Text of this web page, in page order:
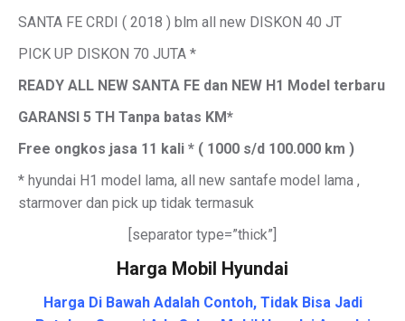
SANTA FE CRDI ( 2018 ) blm all new DISKON 40 JT
PICK UP DISKON 70 JUTA *
READY ALL NEW SANTA FE dan NEW H1 Model terbaru
GARANSI 5 TH Tanpa batas KM*
Free ongkos jasa 11 kali * ( 1000 s/d 100.000 km )
* hyundai H1 model lama, all new santafe model lama ,
starmover dan pick up tidak termasuk
[separator type=”thick”]
Harga Mobil Hyundai
Harga Di Bawah Adalah Contoh, Tidak Bisa Jadi